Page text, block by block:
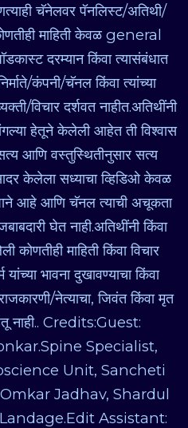
चॅनेलवर पॅनलिस्ट/अतिथी/
माहिती केवळ general
दरम्यान किंवा त्यासंबंधात
कंपनी/चॅनल किंवा त्यांच्या
विचार दर्शवत नाहीत.अतिथींनी
हेतूने केलेली आहेत ती विश्वास
आणि वस्तुस्थितीनुसार सत्य
केलेला सध्याचा व्हिडिओ केवळ
आहे आणि चॅनल त्याची अचूकता
घेत नाही.अतिथींनी किंवा
कोणतीही माहिती किंवा विचार
भावना दुखावण्याचा किंवा
नेत्याचा, जिवंत किंवा मृत
नाही.. Credits:Guest:
Specialist,
Unit, Sancheti
Jadhav, Shardul
Assistant: